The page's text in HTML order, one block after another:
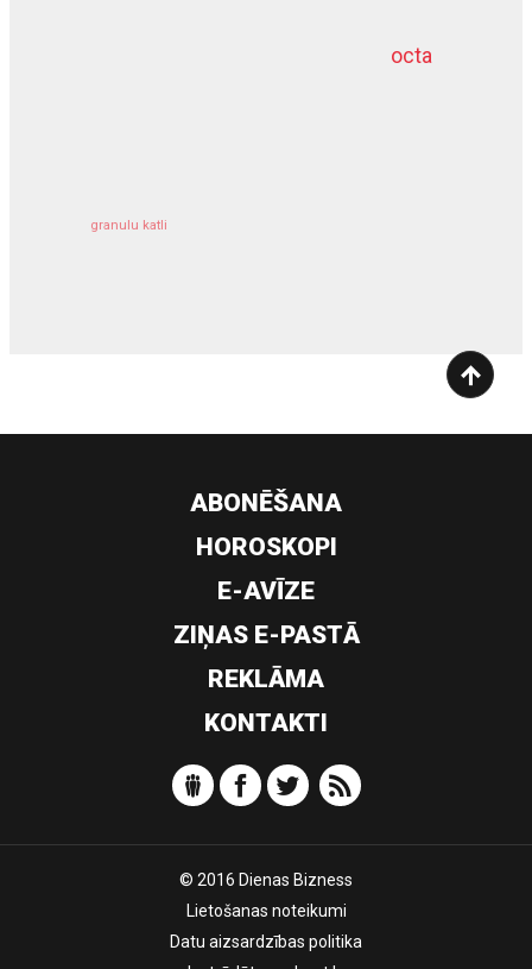
octa
granulu katli
dziļurbums
ABONĒŠANA
HOROSKOPI
E-AVĪZE
ZIŅAS E-PASTĀ
REKLĀMA
KONTAKTI
© 2016 Dienas Bizness
Lietošanas noteikumi
Datu aizsardzības politika